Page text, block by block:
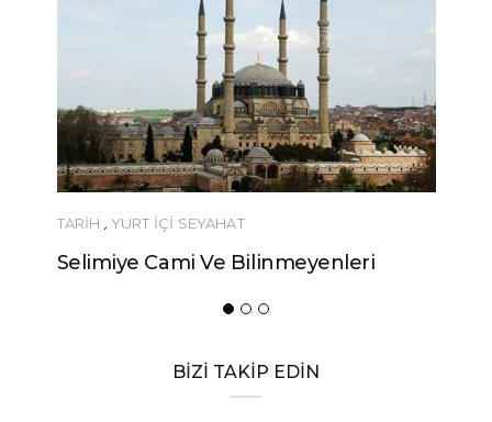
Ve Bilinmeyenleri
Urfa’nın Birbirinden
Yöresel Yemeği
BİZİ TAKİP EDİN